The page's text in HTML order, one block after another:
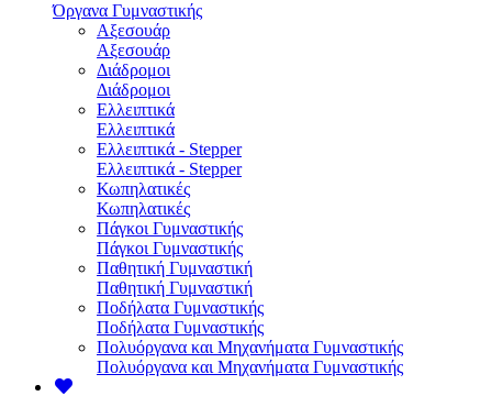
Όργανα Γυμναστικής
Αξεσουάρ
Αξεσουάρ
Διάδρομοι
Διάδρομοι
Ελλειπτικά
Ελλειπτικά
Ελλειπτικά - Stepper
Ελλειπτικά - Stepper
Κωπηλατικές
Κωπηλατικές
Πάγκοι Γυμναστικής
Πάγκοι Γυμναστικής
Παθητική Γυμναστική
Παθητική Γυμναστική
Ποδήλατα Γυμναστικής
Ποδήλατα Γυμναστικής
Πολυόργανα και Μηχανήματα Γυμναστικής
Πολυόργανα και Μηχανήματα Γυμναστικής